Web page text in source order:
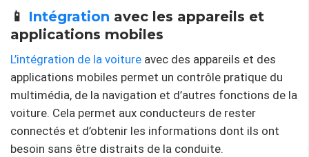
📱 Intégration avec les appareils et
applications mobiles
L’intégration de la voiture avec des appareils et des
applications mobiles permet un contrôle pratique du
multimédia, de la navigation et d’autres fonctions de la
voiture. Cela permet aux conducteurs de rester
connectés et d’obtenir les informations dont ils ont
besoin sans être distraits de la conduite.